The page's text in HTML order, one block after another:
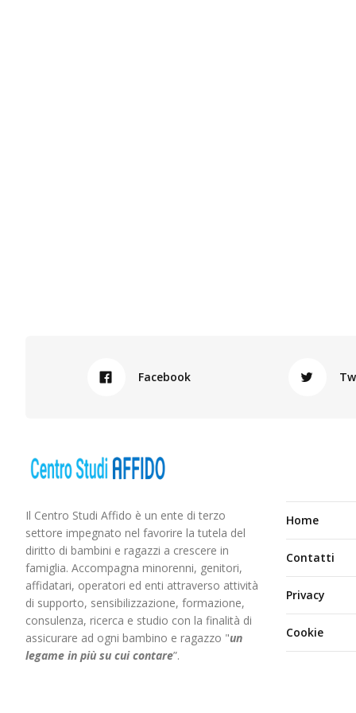
Facebook
Il Centro Studi Affido è un ente di terzo
settore impegnato nel favorire la tutela del
diritto di bambini e ragazzi a crescere in
famiglia. Accompagna minorenni, genitori,
affidatari, operatori ed enti attraverso attività
di supporto, sensibilizzazione, formazione,
consulenza, ricerca e studio con la finalità di
assicurare ad ogni bambino e ragazzo "un
legame in più su cui contare”.
Home
Contatti
Privacy
Cookie